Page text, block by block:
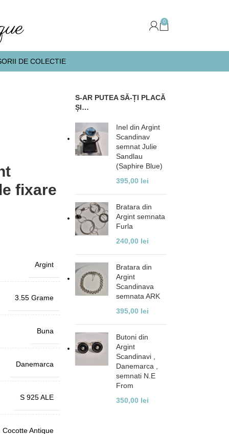
0
DE COLECTIE
fixare
Argint
3.55 Grame
Buna
Danemarca
S 925 ALE
Cocotte Antique
S-AR PUTEA SĂ-ȚI PLACĂ
ȘI…
Inel din Argint
Scandinav
semnat Julie
Sandlau
(Saphire Blue)
395,00 lei
Bratara din
Argint semnata
Furla
240,00 lei
Bratara din
Argint
Scandinava
semnata ARK
395,00 lei
Butoni din
Argint
Scandinavi ,
Danemarca ,
semnati N.E
From
350,00 lei